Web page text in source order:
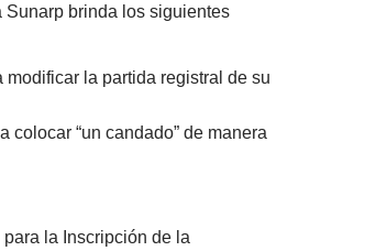
Sunarp brinda los siguientes
la partida registral de su
“un candado” de manera
la Inscripción de la